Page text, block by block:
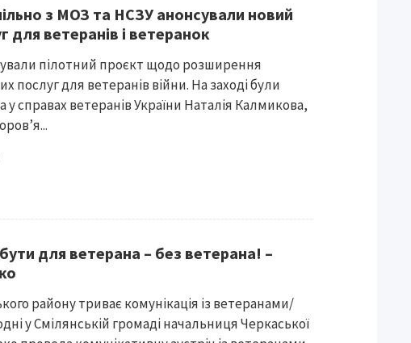
з МОЗ та НСЗУ анонсували новий
для ветеранів і ветеранок
пілотний проєкт щодо розширення
послуг для ветеранів війни. На заході були
у справах ветеранів України Наталія Калмикова,
для ветерана – без ветерана! –
району триває комунікація із ветеранами/
у Смілянській громаді начальниця Черкаської